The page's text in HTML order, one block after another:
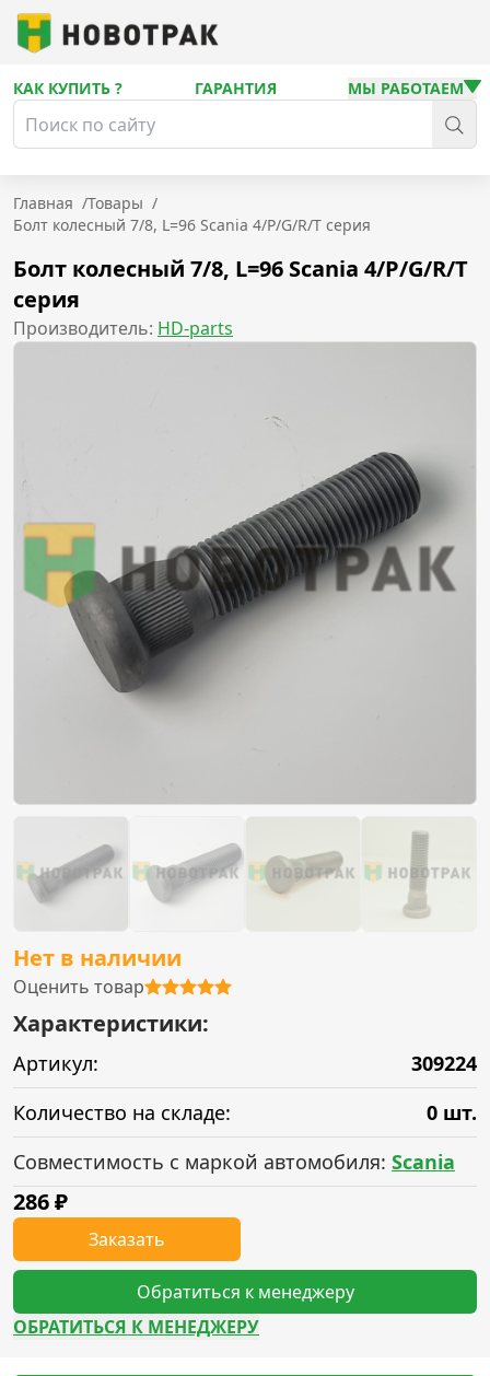
КАК КУПИТЬ ? ГАРАНТИЯ МЫ РАБОТАЕМ
Главная /Товары /
Болт колесный 7/8, L=96 Scania 4/P/G/R/T серия
Болт колесный 7/8, L=96 Scania 4/P/G/R/T
серия
Производитель: HD-parts
Нет в наличии
Оценить товар
Характеристики:
Артикул:
309224
Количество на складе:
0 шт.
Совместимость с маркой автомобиля: Scania
286₽
Заказать
Обратиться к менеджеру
ОБРАТИТЬСЯ К МЕНЕДЖЕРУ